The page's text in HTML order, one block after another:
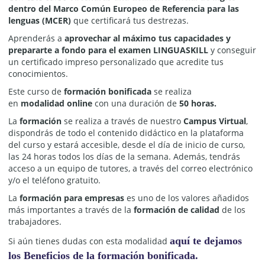
dentro del Marco Común Europeo de Referencia para las
lenguas (MCER) que certificará tus destrezas.
Aprenderás aaprovechar al máximo tus capacidades y
prepararte a fondo para el examen LINGUASKILL y conseguir
un certificado impreso personalizado que acredite tus
conocimientos.
Este curso deformación bonificada se realiza
en modalidad online con una duración de 50 horas.
Laformación se realiza a través de nuestro Campus Virtual,
dispondrás de todo el contenido didáctico en la plataforma
del curso y estará accesible, desde el día de inicio de curso,
las 24 horas todos los días de la semana. Además, tendrás
acceso a un equipo de tutores, a través del correo electrónico
y/o el teléfono gratuito.
La formación para empresases uno de los valores añadidos
más importantes a través de laformación de calidad de los
trabajadores.
Si aún tienes dudas con esta modalidadaquí te dejamos
los Beneficios de la formación bonificada.